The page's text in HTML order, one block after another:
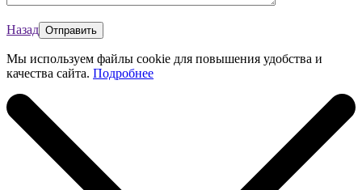
Назад
Мы используем файлы cookie для повышения удобства и
качества сайта. Подробнее